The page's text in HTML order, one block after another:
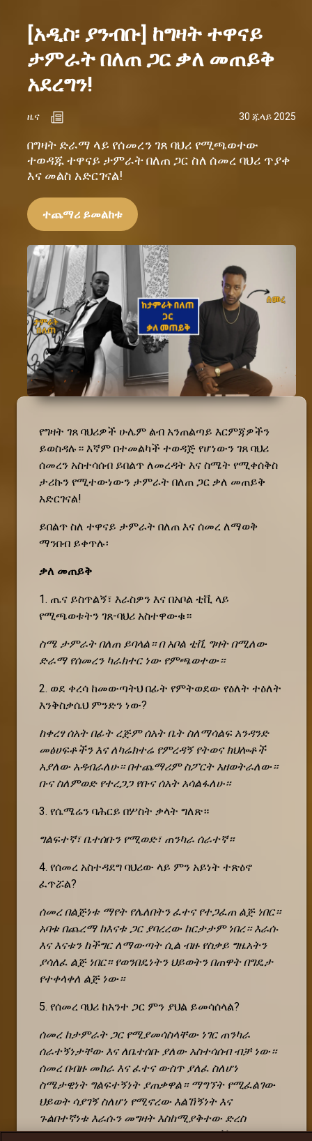
[አዲስ፡ ያንብቡ] ከግዛት ተዋናይ
ታምራት በለጠ ጋር ቃለ መጠይቅ
አደረግን!
ዜና 30 ጁላይ 2025
በግዛት ድራማ ላይ የሰመረን ገጸ ባህሪ የሚጫወተው
ተወዳጁ ተዋናይ ታምራት በለጠ ጋር ስለ ሰመረ ባህሪ ጥያቀ
እና መልስ አድርገናል!
ተጨማሪ ይመልከቱ
የግዛት ገጸ ባህሪዎች ሁሌም ልብ አንጠልጣይ እርምጃዎችን
ይወስዳሉ። እኛም በተመልካች ተወዳጅ የሆነውን ገጸ ባህሪ
ሰመረን አስተሳሰብ ይበልጥ ለመረዳት እና ስሜት የሚቀሰቅስ
ታሪኩን የሚተውነውን ታምራት በለጠ ጋር ቃለ መጠይቅ
አድርገናል!
ይበልጥ ስለ ተዋናይ ታምራት በለጠ እና ሰመረ ለማወቅ
ማንበብ ይቀጥሉ፡
ቃለ መጠይቅ
1. ጤና ይስጥልኝ፣ እራስዎን እና በአቦል ቲቪ ላይ
የሚጫወቱትን ገጸ-ባህሪ አስተዋውቁ።
ስሜ ታምራት በለጠ ይባላል። በ አቦል ቲቪ ግዛት በሚለው
ድራማ የሰመረን ካራክተር ነው የምጫወተው።
2. ወደ ቀረሳ ከመውጣትህ በፊት የምትወደው የዕለት ተዕለት
እንቅስቃሴህ ምንድን ነው?
ከቀረፃ ሰአት በፊት ረጅም ሰአት ቤት ስለማሳልፍ አንዳንድ
መፅሀፍቶችን እና ለካሬክተሬ የምረዳኝ የትወና ክህሎቶች
አያለው አዳብራለሁ። በተጨማሪም ስፖርት አዘወትራለው።
ቡና ስለምወድ የተረጋጋ የቡና ሰአት አሳልፋለሁ።
3. የሴሜሬን ባሕርይ በሦስት ቃላት ግለጽ።
ግልፍተኛ፣ ቤተሰቡን የሚወድ፣ ጠንካራ ሰራተኛ።
4. የሰመረ አስተዳደግ ባህሪው ላይ ምን አይነት ተጽዕኖ
ፈጥሯል?
ሰመረ በልጅነቱ ማየት የሌለበትን ፈተና የተጋፈጠ ልጅ ነበር።
አባቱ በጨረማ ከእናቱ ጋር ያባረረው ከርታታም ነበረ። እራሱ
እና እናቱን ከችግር ለማውጣት ሲል ብዙ የስቃይ ግዜአትን
ያሳለፈ ልጅ ነበር። የወንበዴነትን ህይወትን በጠዋት በግዴታ
የተቀላቀለ ልጅ ነው።
5. የሰመረ ባህሪ ከአንተ ጋር ምን ያህል ይመሳሰላል?
ሰመረ ከታምራት ጋር የሚያመሳስላቸው ነገር ጠንካራ
ሰራተኝነታቸው እና ለቤተሰቡ ያለው አስተሳሰብ ብቻ ነው።
ሰመረ በብዙ መከራ እና ፈተና ውስጥ ያለፈ ስለሆነ
ስሜታዊነት ግልፍተኝነት ያጠቃዋል። ማግኘት የሚፈልገው
ህይወት ሳያገኝ ስለሆነ የሚኖረው እልኸኝነት እና
ጉልበተኛነቱ እራሱን መግዛት እስከሚያቅተው ድረስ
ይቆጣጠሩታል። በዚህ በርካታ አስከፊ ውሳኔዎችን ወስኗል።